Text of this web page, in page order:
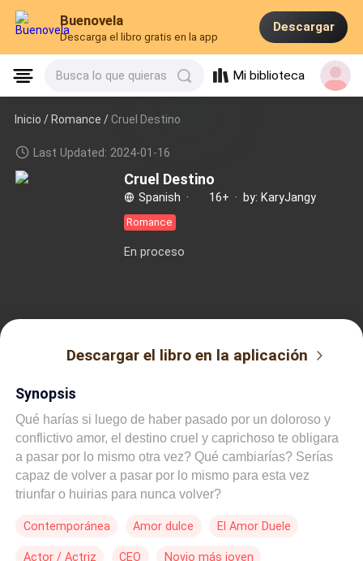
Buenovela
Descarga el libro gratis en la app
Descargar
Busca lo que quieras Mi biblioteca
Inicio /Romance / Cruel Destino
Last Updated: 2024-01-16
Cruel Destino
Spanish · 16+ · by: KaryJangy
Romance
En proceso
Descargar el libro en la aplicación
Synopsis
Qué harías si luego de haber pasado por un doloroso y
conflictivo amor, el destino cruel y caprichoso te obligara
a pasar por lo mismo otra vez? Qué cambiarías? Serías
capaz de volver a pasar por lo mismo para esta vez
triunfar o huirias para nunca volver?
Contemporánea Amor dulce El Amor Duele
Actor / Actriz CEO Novio más joven